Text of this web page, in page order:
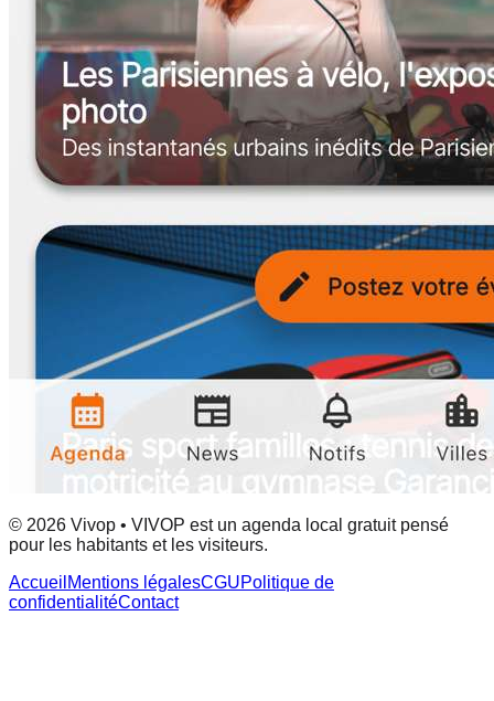
© 2026 Vivop • VIVOP est un agenda local gratuit pensé
pour les habitants et les visiteurs.
Accueil Mentions légalesCGUPolitique de
confidentialitéContact